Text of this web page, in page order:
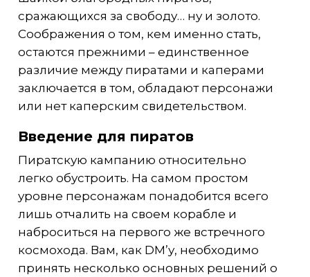
сражающихся за свободу… ну и золото.
Соображения о том, кем именно стать,
остаются прежними – единственное
различие между пиратами и каперами
заключается в том, обладают персонажи
или нет каперским свидетельством.
Введение для пиратов
Пиратскую кампанию относительно
легко обустроить. На самом простом
уровне персонажам понадобится всего
лишь отчалить на своем корабле и
наброситься на первого же встречного
космохода. Вам, как DM’у, необходимо
принять несколько основных решений о